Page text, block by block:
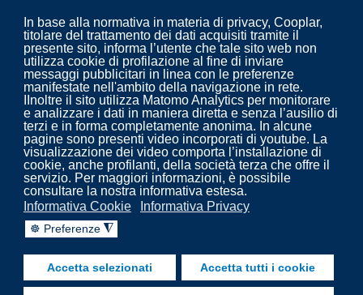
In base alla normativa in materia di privacy, Cooplar,
titolare del trattamento dei dati acquisiti tramite il
presente sito, informa l’utente che tale sito web non
utilizza cookie di profilazione al fine di inviare
messaggi pubblicitari in linea con le preferenze
manifestate nell'ambito della navigazione in rete.
IInoltre il sito utilizza Matomo Analytics per monitorare
e analizzare i dati in maniera diretta e senza l’ausilio di
terzi e in forma completamente anonima. In alcune
pagine sono presenti video incorporati di youtube. La
visualizzazione dei video comporta l’installazione di
cookie, anche profilanti, della società terza che offre il
servizio. Per maggiori informazioni, è possibile
consultare la nostra informativa estesa.
Informativa Cookie
Informativa Privacy
☸ Preferenze ◮
Accetta selezionati Accetta tutti i cookie
Copyright 2022. Cooplar - Pulizia, disinfezione,
trattamenti impianti aeraulici - prevenzione legionella.